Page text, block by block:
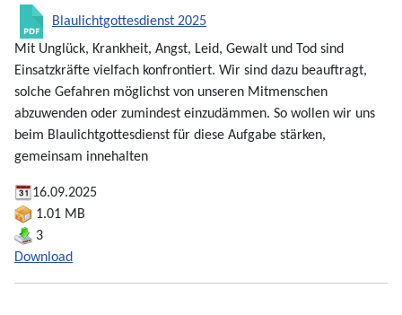
Blaulichtgottesdienst 2025
Mit Unglück, Krankheit, Angst, Leid, Gewalt und Tod sind
Einsatzkräfte vielfach konfrontiert. Wir sind dazu beauftragt,
solche Gefahren möglichst von unseren Mitmenschen
abzuwenden oder zumindest einzudämmen. So wollen wir uns
beim Blaulichtgottesdienst für diese Aufgabe stärken,
gemeinsam innehalten
16.09.2025
1.01 MB
3
Download